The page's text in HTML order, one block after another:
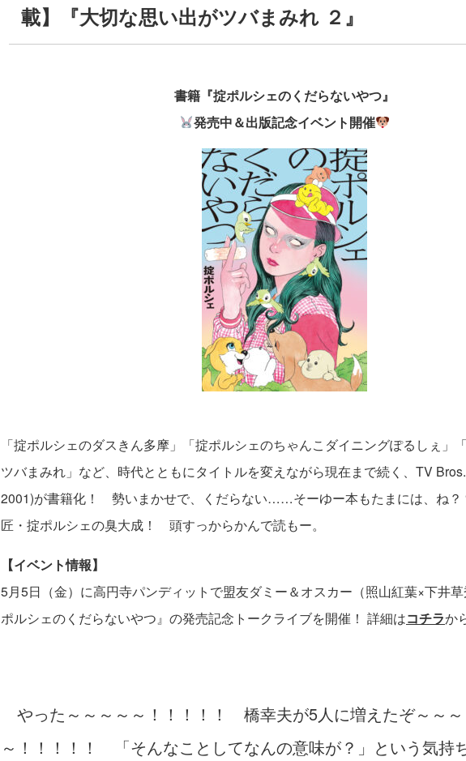
載】『大切な思い出がツバまみれ ２』
書籍『掟ポルシェのくだらないやつ』
発売中＆出版記念イベント開催
「掟ポルシェのダスきん多摩」「掟ポルシェのちゃんこダイニングぽるしぇ」
ツバまみれ」など、時代とともにタイトルを変えながら現在まで続く、TV
2001)が書籍化！ 勢いまかせで、くだらない……そーゆー本もたまには、ね？
匠・掟ポルシェの臭大成！ 頭すっからかんで読もー。
【イベント情報】
5月5日（金）に高円寺パンディットで盟友ダミー＆オスカー（照山紅葉×下井
ポルシェのくだらないやつ』の発売記念トークライブを開催！ 詳細はコチラか
やった～～～～～！！！！！ 橋幸夫が5人に増えたぞ～～～
～！！！！！ 「そんなことしてなんの意味が？」という気持